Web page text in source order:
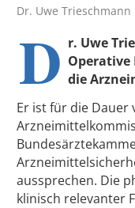
Dr. Uwe Trieschmann
D r. Uwe
die
Er ist für die Dauer
aussprechen. Die
klinisch relevanter